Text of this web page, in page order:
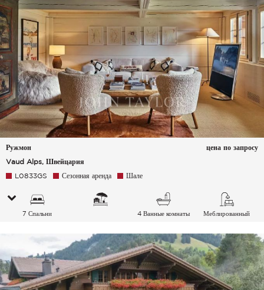
Ружмон
Vaud Alps, Швейцария
цена по запросу
L0833GS Сезонная аренда Шале
7 Спальни 4 Ванные комнаты Меблированный